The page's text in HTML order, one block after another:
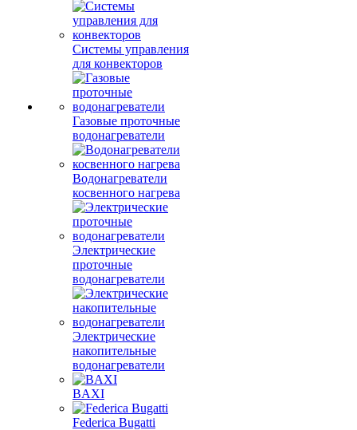
Системы управления
для конвекторов
Газовые проточные
водонагреватели
Водонагреватели
косвенного нагрева
Электрические
проточные
водонагреватели
Электрические
накопительные
водонагреватели
BAXI
Federica Bugatti